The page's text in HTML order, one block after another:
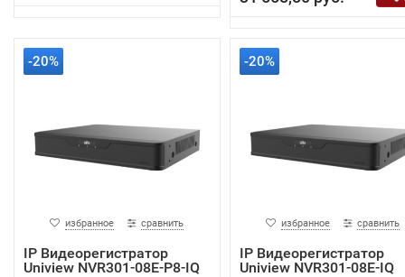
-20%
избранное сравнить
IP Видеорегистратор
Uniview NVR301-08E-P8-IQ
-20%
избранное сравнить
IP Видеорегистратор
Uniview NVR301-08E-IQ